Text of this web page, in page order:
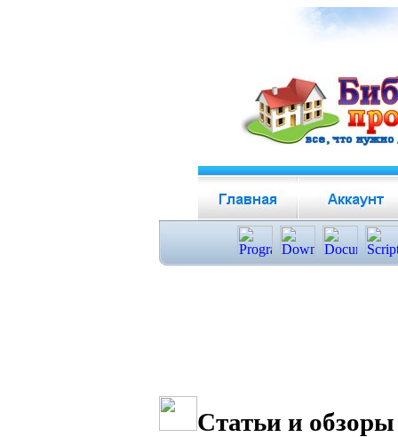
Статьи и обзоры